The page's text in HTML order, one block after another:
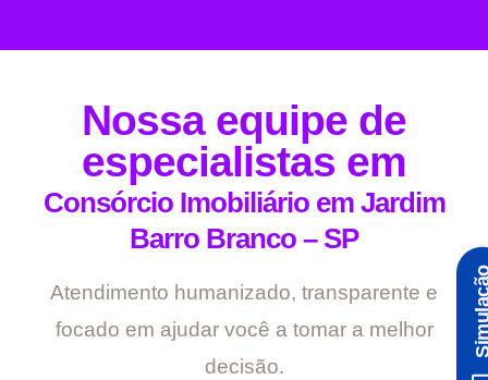
Nossa equipe de
especialistas em
Consórcio Imobiliário em Jardim
Barro Branco – SP
Atendimento humanizado, transparente e
focado em ajudar você a tomar a melhor
decisão.